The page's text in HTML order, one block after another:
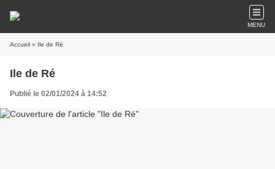
MENU
Accueil » Ile de Ré
Ile de Ré
Publié le 02/01/2024 à 14:52